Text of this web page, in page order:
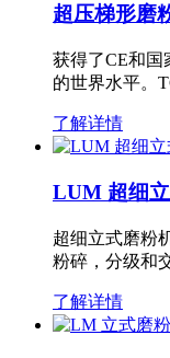
超压梯形磨
获得了CE和
的世界水平。
了解详情
LUM 超细
超细立式磨粉
粉碎，分级和
了解详情